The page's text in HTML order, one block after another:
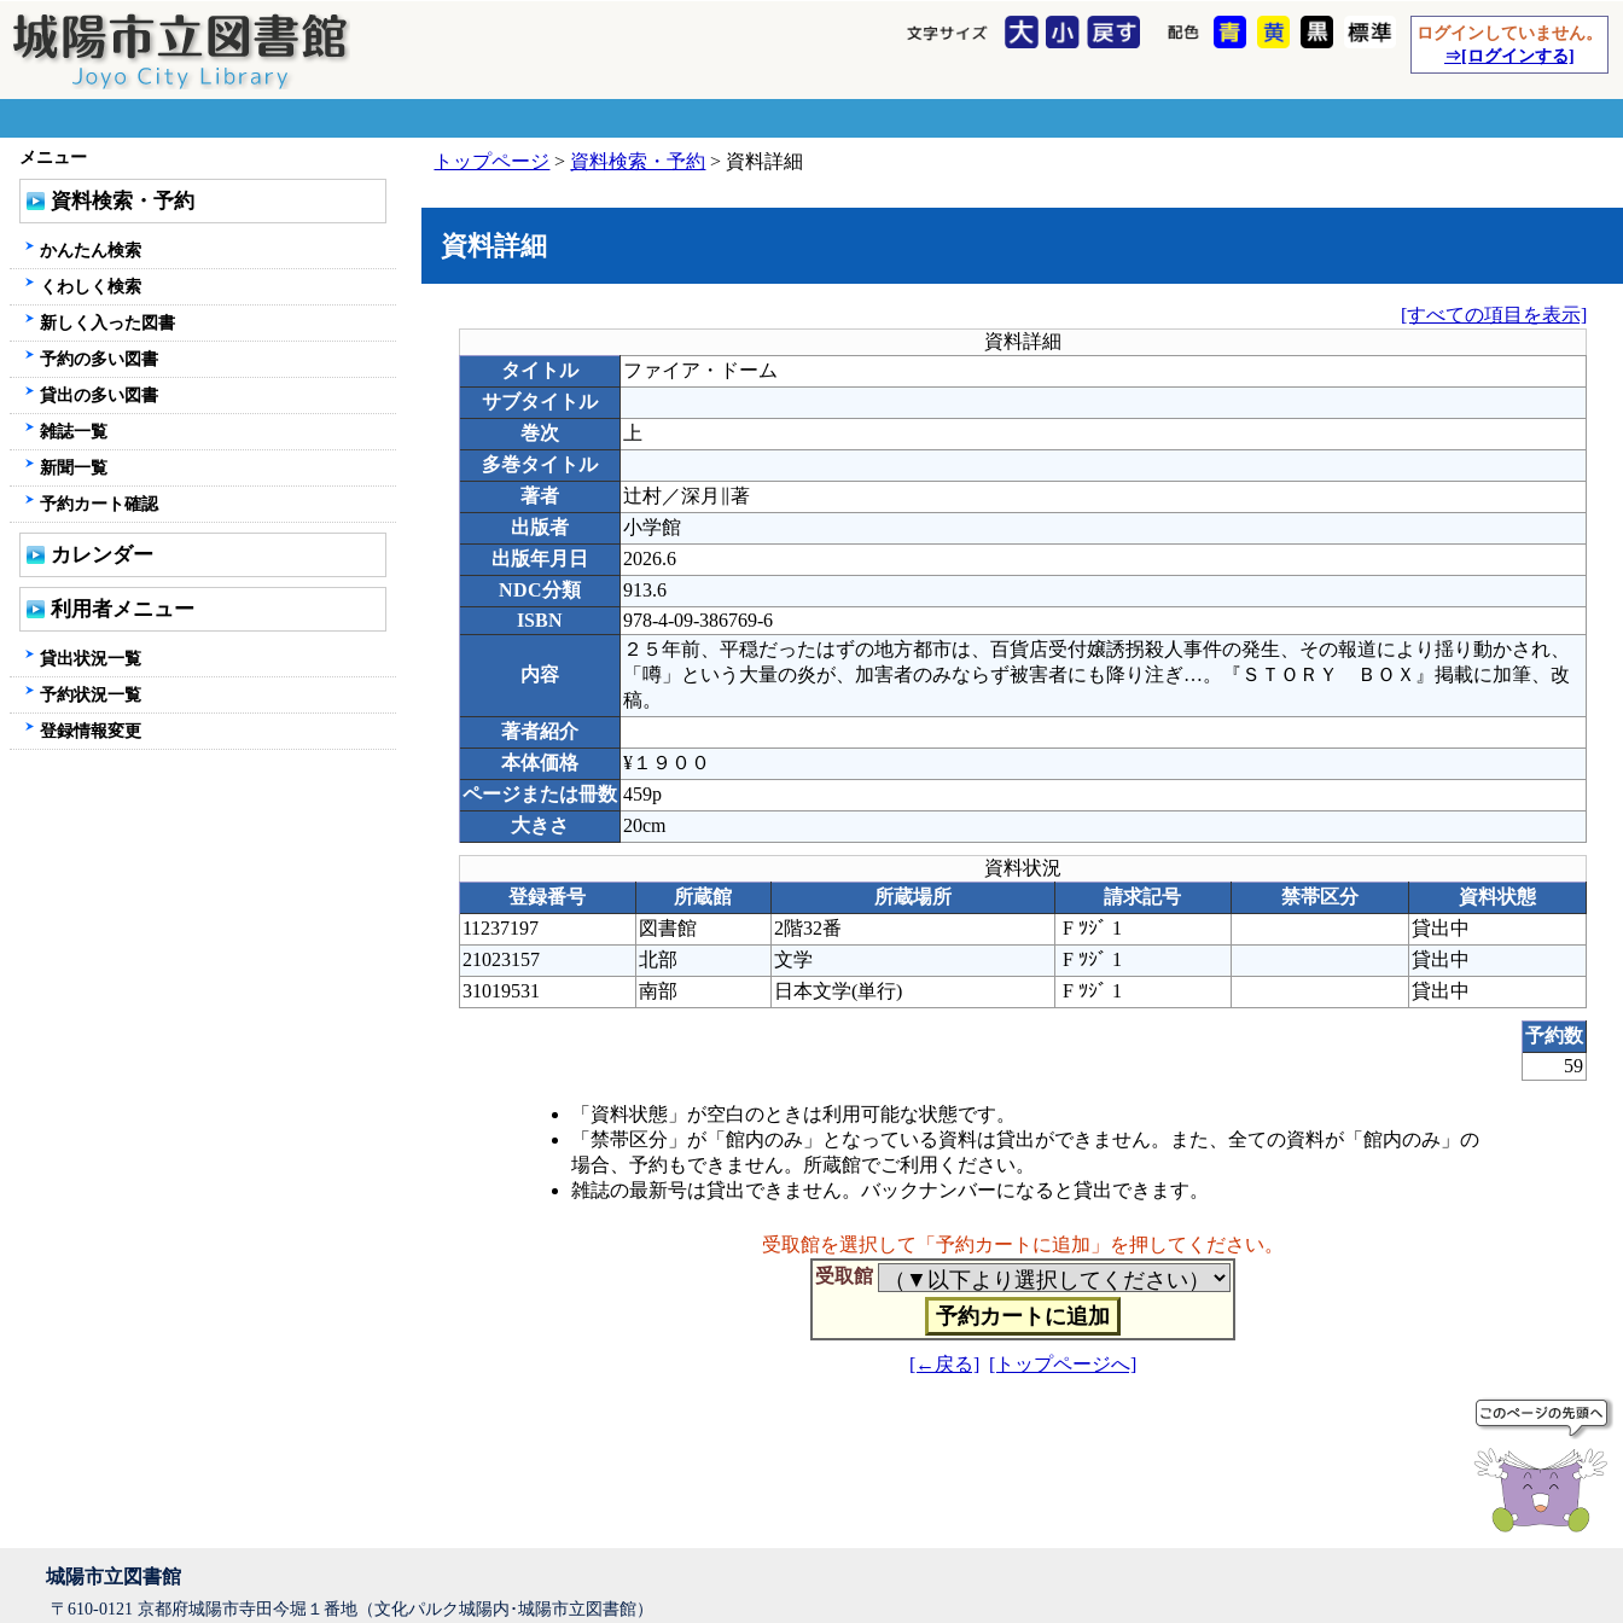
ログインしていません。
⇒[ログインする]
トップページ > 資料検索・予約 > 資料詳細
資料詳細
[すべての項目を表示]
資料詳細
タイトル
ファイア・ドーム
サブタイトル
巻次
上
多巻タイトル
著者
辻村／深月∥著
出版者
小学館
出版年月日
2026.6
NDC分類
913.6
ISBN
978-4-09-386769-6
内容
２５年前、平穏だったはずの地方都市は、百貨店受付嬢誘拐殺人事件の発生、その報道により揺り動かされ、
「噂」という大量の炎が、加害者のみならず被害者にも降り注ぎ…。『ＳＴＯＲＹ ＢＯＸ』掲載に加筆、改
稿。
著者紹介
本体価格
¥１９００
ページまたは冊数 459p
大きさ
20cm
資料状況
登録番号
所蔵館 所蔵場所 請求記号 禁帯区分
資料状態
11237197
図書館 2階32番 F ﾂｼﾞ 1
貸出中
21023157
北部 文学 F ﾂｼﾞ 1
貸出中
31019531
南部 日本文学(単行) F ﾂｼﾞ 1 貸出中
予約数
59
「資料状態」が空白のときは利用可能な状態です。
「禁帯区分」が「館内のみ」となっている資料は貸出ができません。また、全ての資料が「館内のみ」の
場合、予約もできません。所蔵館でご利用ください。
雑誌の最新号は貸出できません。バックナンバーになると貸出できます。
受取館を選択して「予約カートに追加」を押してください。
受取館
[←戻る] [トップページへ]
メニュー
資料検索・予約
かんたん検索
くわしく検索
新しく入った図書
予約の多い図書
貸出の多い図書
雑誌一覧
新聞一覧
予約カート確認
カレンダー
利用者メニュー
貸出状況一覧
予約状況一覧
登録情報変更
城陽市立図書館
〒610-0121 京都府城陽市寺田今堀１番地（文化パルク城陽内･城陽市立図書館）